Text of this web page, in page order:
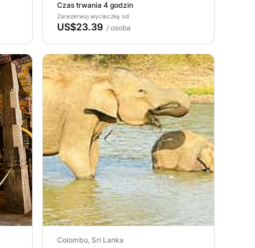
Czas trwania 4 godzin
Zarezerwuj wycieczkę od
US$23.39 / osoba
Colombo, Sri Lanka